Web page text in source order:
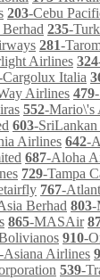
203-Cebu
235-
281-
Airlines 324
Cargolux Italia
Airlines 479
552-Mario\'s
603-
Airlines 642-
687-Aloha
729-Tampa
767-
Berhad 803-
865-MASAir
910-
-Asiana Airlines
539-